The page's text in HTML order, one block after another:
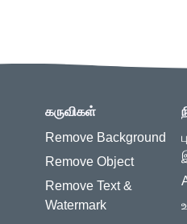
கருவிகள்
Remove Background
Remove Object
Remove Text &
Watermark